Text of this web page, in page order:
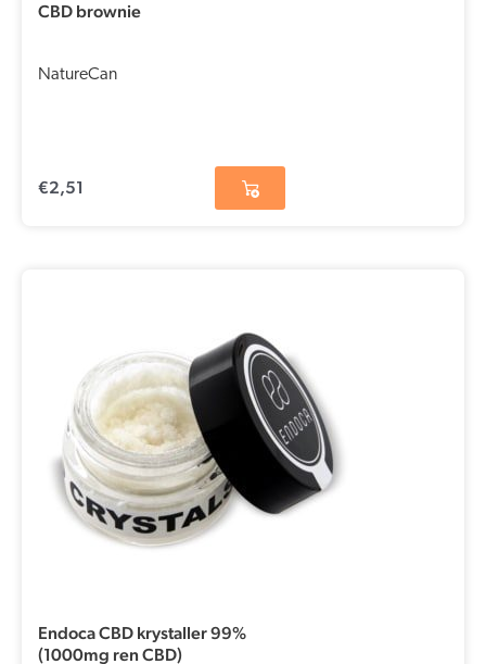
CBD brownie
NatureCan
€2,51
Endoca CBD krystaller 99%
(1000mg ren CBD)